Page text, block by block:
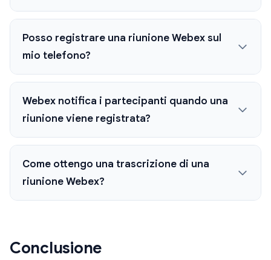
Posso registrare una riunione Webex sul
mio telefono?
Webex notifica i partecipanti quando una
riunione viene registrata?
Come ottengo una trascrizione di una
riunione Webex?
Conclusione